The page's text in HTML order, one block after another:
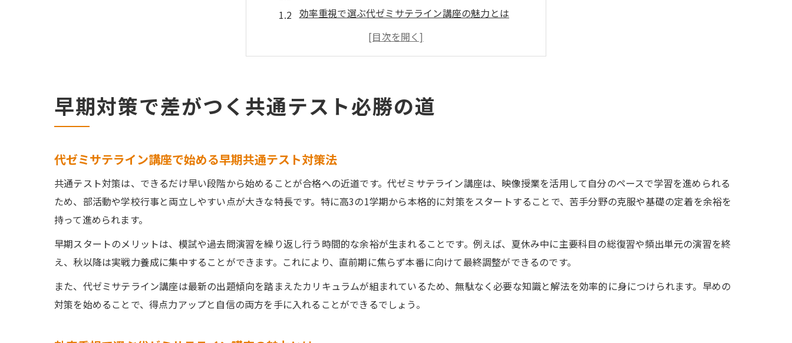
効率重視で選ぶ代ゼミサテライン講座の魅力とは
共通テスト対策に代ゼミサテライン講座が強い理由
代ゼミサテライン講座活用で得点力を高めるコツ
早期対策で差がつく共通テスト必勝の道
代ゼミサテライン講座で始める早期共通テスト対策法
共通テスト対策は、できるだけ早い段階から始めることが合格への近道です。代ゼミサテライン講座は、映像授業を活用して自分のペースで学習を進められる
ため、部活動や学校行事と両立しやすい点が大きな特長です。特に高3の1学期から本格的に対策をスタートすることで、苦手分野の克服や基礎の定着を余裕を
持って進められます。
早期スタートのメリットは、模試や過去問演習を繰り返し行う時間的な余裕が生まれることです。例えば、夏休み中に主要科目の総復習や頻出単元の演習を終
え、秋以降は実戦力養成に集中することができます。これにより、直前期に焦らず本番に向けて最終調整ができるのです。
また、代ゼミサテライン講座は最新の出題傾向を踏まえたカリキュラムが組まれているため、無駄なく必要な知識と解法を効率的に身につけられます。早めの
対策を始めることで、得点力アップと自信の両方を手に入れることができるでしょう。